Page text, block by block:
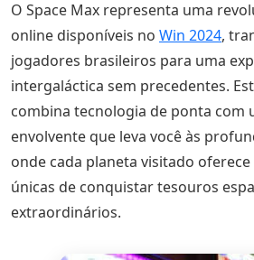
O Space Max representa uma
online disponíveis no Win 2024,
jogadores brasileiros para uma
intergaláctica sem precedentes.
combina tecnologia de ponta com
envolvente que leva você às
onde cada planeta visitado
únicas de conquistar tesouros
extraordinários.